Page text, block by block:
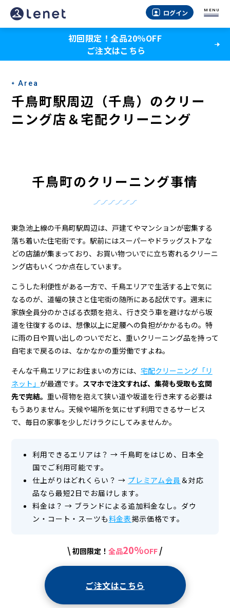
千
鳥
駅
（千
鳥）
の
グ
店
＆
宅
配
ク
リ
ー
ニ
ン
グ
ログイン MENU
初回限定！全品20％OFF
ご注文はこちら
Area
千鳥町駅周辺（千鳥）のクリー
ニング店＆宅配クリーニング
千鳥町のクリーニング事情
東急池上線の千鳥町駅周辺は、戸建てやマンションが密集する
落ち着いた住宅街です。駅前にはスーパーやドラッグストアな
どの店舗が集まっており、お買い物ついでに立ち寄れるクリーニ
ング店もいくつか点在しています。
こうした利便性がある一方で、千鳥エリアで生活する上で気に
なるのが、道幅の狭さと住宅街の随所にある起伏です。週末に
家族全員分のかさばる衣類を抱え、行き交う車を避けながら坂
道を往復するのは、想像以上に足腰への負担がかかるもの。特
に雨の日や買い出しのついでだと、重いクリーニング品を持って
自宅まで戻るのは、なかなかの重労働ですよね。
そんな千鳥エリアにお住まいの方には、 宅配クリーニング「リ
ネット」 が最適です。 スマホで注文すれば、集荷も受取も玄関
先で完結。 重い荷物を抱えて狭い道や坂道を行き来する必要は
もうありません。天候や場所を気にせず利用できるサービス
で、毎日の家事を少しだけラクにしてみませんか。
利用できるエリアは？ →千鳥町をはじめ、日本全
国でご利用可能です。
仕上がりはどれくらい？ → プレミアム会員 ＆対応
品なら最短2日でお届けします。
料金は？ → ブランドによる追加料金なし。ダウ
ン・コート・スーツも料金表掲示価格です。
\ 初回限定！ 全品20%OFF /
ご注文はこちら